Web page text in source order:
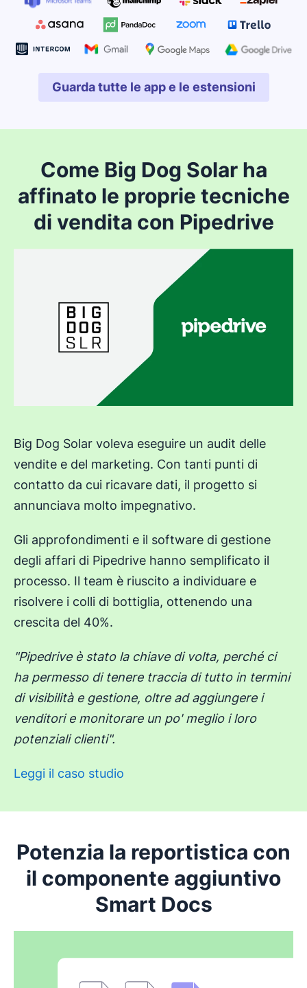
Guarda tutte le app e le estensioni
Si apre in una nuova
Come Big Dog Solar ha
affinato le proprie tecniche
di vendita con Pipedrive
Big Dog Solar voleva eseguire un audit delle
vendite e del marketing. Con tanti punti di
contatto da cui ricavare dati, il progetto si
annunciava molto impegnativo.
Gli approfondimenti e il software di gestione
degli affari di Pipedrive hanno semplificato il
processo. Il team è riuscito a individuare e
risolvere i colli di bottiglia, ottenendo una
crescita del 40%.
"Pipedrive è stato la chiave di volta, perché ci
ha permesso di tenere traccia di tutto in termini
di visibilità e gestione, oltre ad aggiungere i
venditori e monitorare un po' meglio i loro
potenziali clienti".
Leggi il caso studio
Potenzia la reportistica con
il componente aggiuntivo
Smart Docs